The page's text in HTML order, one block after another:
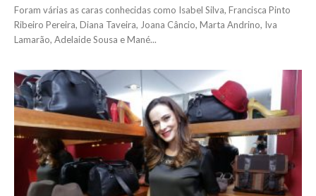
Foram várias as caras conhecidas como Isabel Silva, Francisca Pinto
Ribeiro Pereira, Diana Taveira, Joana Câncio, Marta Andrino, Iva
Lamarão, Adelaide Sousa e Mané...